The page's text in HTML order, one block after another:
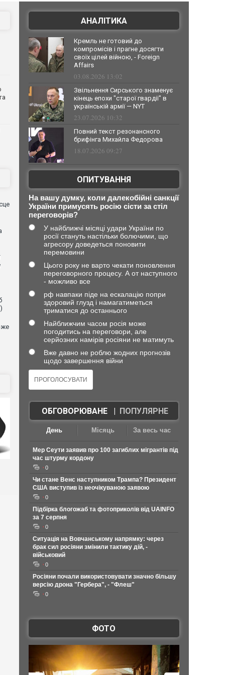
АНАЛІТИКА
Кремль не готовий до
компромісів і прагне досягти
своїх цілей війною, - Foreign
Affairs
03.08.2026 13:02
Звільнення Сирського знаменує
кінець епохи "старої гвардії" в
українській армії — NYT
23.07.2026 10:32
Повний текст резонансного
брифінга Михайла Федорова
18.07.2026 09:27
ОПИТУВАННЯ
На вашу думку, коли далекобійні санкції
України примусять росію сісти за стіл
переговорів?
У найближчі місяці удари України по
росії стануть настільки болючими, що
агресору доведеться поновити
перемовини
Цього року не варто чекати поновлення
переговорного процесу. А от наступного
- можливо все
рф навпаки піде на ескалацію попри
здоровий глузд і намагатиметься
триматися до останнього
Найближчим часом росія може
погодитись на переговори, але
серйозних намірів росіяни не матимуть
Вже давно не роблю жодних прогнозів
щодо завершення війни
ОБГОВОРЮВАНЕ| ПОПУЛЯРНЕ
День Місяць За весь час
Мер Сеути заявив про 100 загиблих мігрантів під
час штурму кордону
0
Чи стане Венс наступником Трампа? Президент
США виступив із неочікуваною заявою
0
Підбірка блогожаб та фотоприколів від UAINFO
за 7 серпня
0
Ситуація на Вовчанському напрямку: через
брак сил росіяни змінили тактику дій, -
військовий
0
Росіяни почали використовувати значно більшу
версію дрона "Гербера", - "Флеш"
0
ФОТО